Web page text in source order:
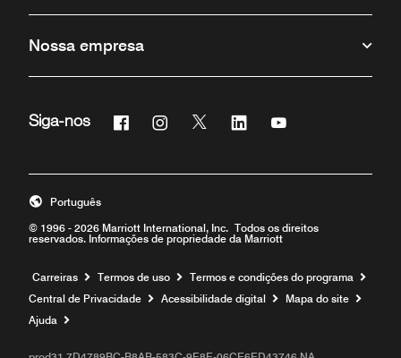
Nossa empresa
Siga-nos FacebookInstagram
Twitter Linkedin
© 1996 - 2026 Marriott International, Inc. Todos os direitos
reservados. Informações de propriedade da Marriott
Português
Carreiras Termos de uso
Termos e condições do programa
Central de Privacidade
Acessibilidade digital
Mapa do site
Ajuda